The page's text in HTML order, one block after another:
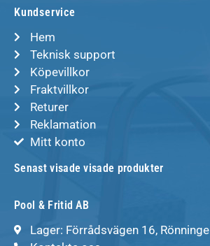
Kundservice
Hem
Teknisk support
Köpevillkor
Fraktvillkor
Returer
Reklamation
Mitt konto
Senast visade visade produkter
Pool & Fritid AB
Lager: Förrådsvägen 16, Rönninge